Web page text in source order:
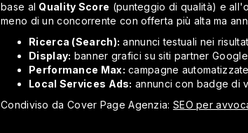
base al Quality Score (punteggio di qualità) e
meno di un concorrente con offerta più alta ma
Ricerca (Search): annunci testuali nei
Display: banner grafici su siti partner
Performance Max: campagne
Local Services Ads: annunci con badge di
Condiviso da Cover Page Agenzia: SEO per